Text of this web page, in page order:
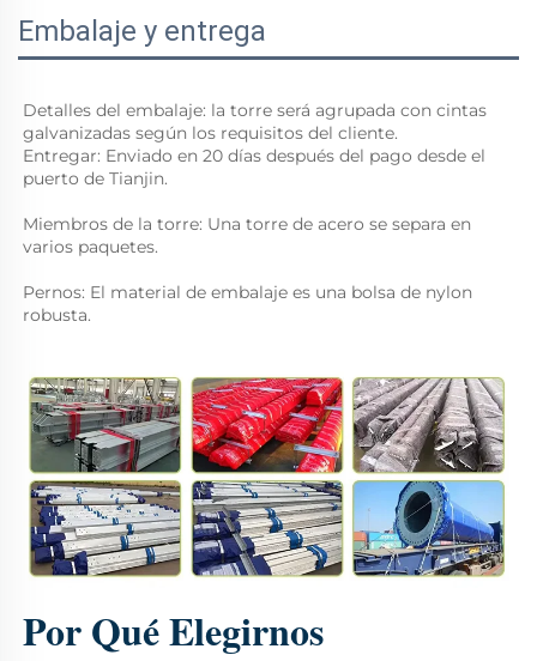
Embalaje y entrega
Detalles del embalaje: la torre será agrupada con cintas
galvanizadas según los requisitos del cliente.
Entregar: Enviado en 20 días después del pago desde el
puerto de Tianjin.
Miembros de la torre: Una torre de acero se separa en
varios paquetes.
Pernos: El material de embalaje es una bolsa de nylon
robusta.
Por Qué Elegirnos